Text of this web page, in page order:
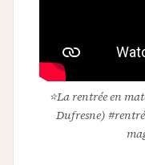
⭐️La rentrée en
Dufresne)